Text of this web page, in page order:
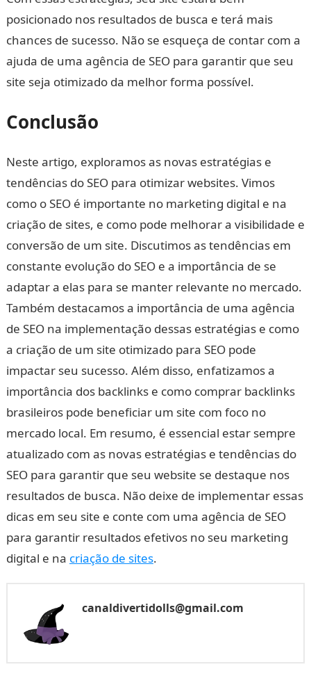
posicionado nos resultados de busca e terá mais
chances de sucesso. Não se esqueça de contar com a
ajuda de uma agência de SEO para garantir que seu
site seja otimizado da melhor forma possível.
Conclusão
Neste artigo, exploramos as novas estratégias e
tendências do SEO para otimizar websites. Vimos
como o SEO é importante no marketing digital e na
criação de sites, e como pode melhorar a visibilidade e
conversão de um site. Discutimos as tendências em
constante evolução do SEO e a importância de se
adaptar a elas para se manter relevante no mercado.
Também destacamos a importância de uma agência
de SEO na implementação dessas estratégias e como
a criação de um site otimizado para SEO pode
impactar seu sucesso. Além disso, enfatizamos a
importância dos backlinks e como comprar backlinks
brasileiros pode beneficiar um site com foco no
mercado local. Em resumo, é essencial estar sempre
atualizado com as novas estratégias e tendências do
SEO para garantir que seu website se destaque nos
resultados de busca. Não deixe de implementar essas
dicas em seu site e conte com uma agência de SEO
para garantir resultados efetivos no seu marketing
digital e na criação de sites.
canaldivertidolls@gmail.com